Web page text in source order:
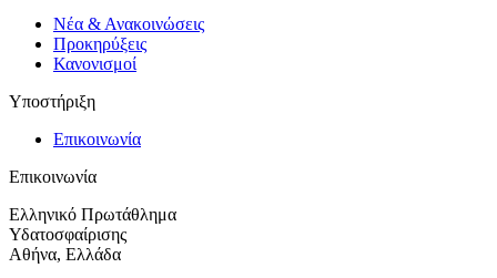
Νέα & Ανακοινώσεις
Προκηρύξεις
Κανονισμοί
Υποστήριξη
Επικοινωνία
Επικοινωνία
Ελληνικό Πρωτάθλημα
Υδατοσφαίρισης
Αθήνα, Ελλάδα